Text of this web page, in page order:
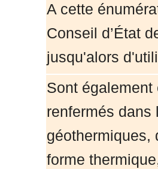
A cette
Conseil d’État
jusqu'alors
Sont
renfermés dans
géothermiques,
forme